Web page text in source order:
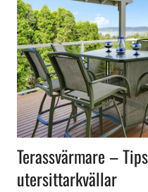
Terassvärmare –
utersittarkvällar